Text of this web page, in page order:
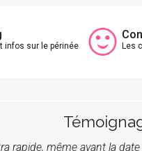
infos sur le périnée Les
rapide, même avant la